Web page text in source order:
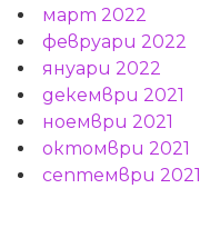
март 2022
февруари 2022
януари 2022
декември 2021
ноември 2021
октомври 2021
септември 2021